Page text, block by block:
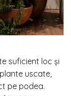
suficient loc și
uscate,
pe podea.